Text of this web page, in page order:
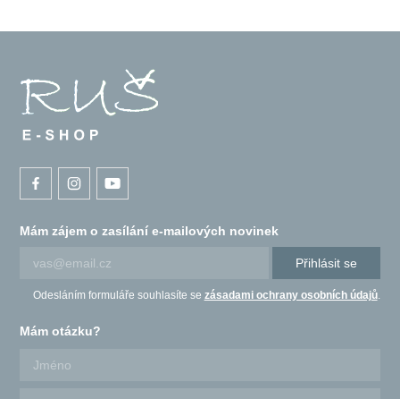
Mám zájem o zasílání e-mailových novinek
Přihlásit se
Odesláním formuláře souhlasíte se zásadami ochrany osobních údajů.
Mám otázku?